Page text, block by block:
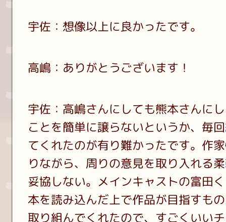
宇佐：想像以上に良かったです。
高嶋：ありがとうございます！
宇佐：高嶋さんにしても熊本さんに
ことを簡単に譲らないというか、毎
てくれたのが有り難かったです。作
りながら、周りの意見を取り入れる
妥協しない。メインキャストの富田
本を読み込んだ上で作品が目指すも
取り組んでくれたので、すごくいい